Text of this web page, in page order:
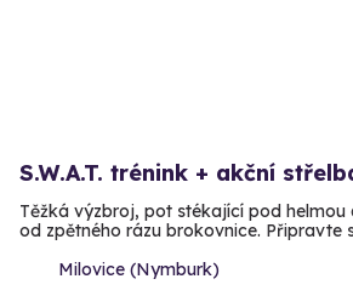
S.W.A.T. trénink + akční
Těžká výzbroj, pot stékající pod helmou
od zpětného rázu brokovnice. Připravte
Milovice (Nymburk)